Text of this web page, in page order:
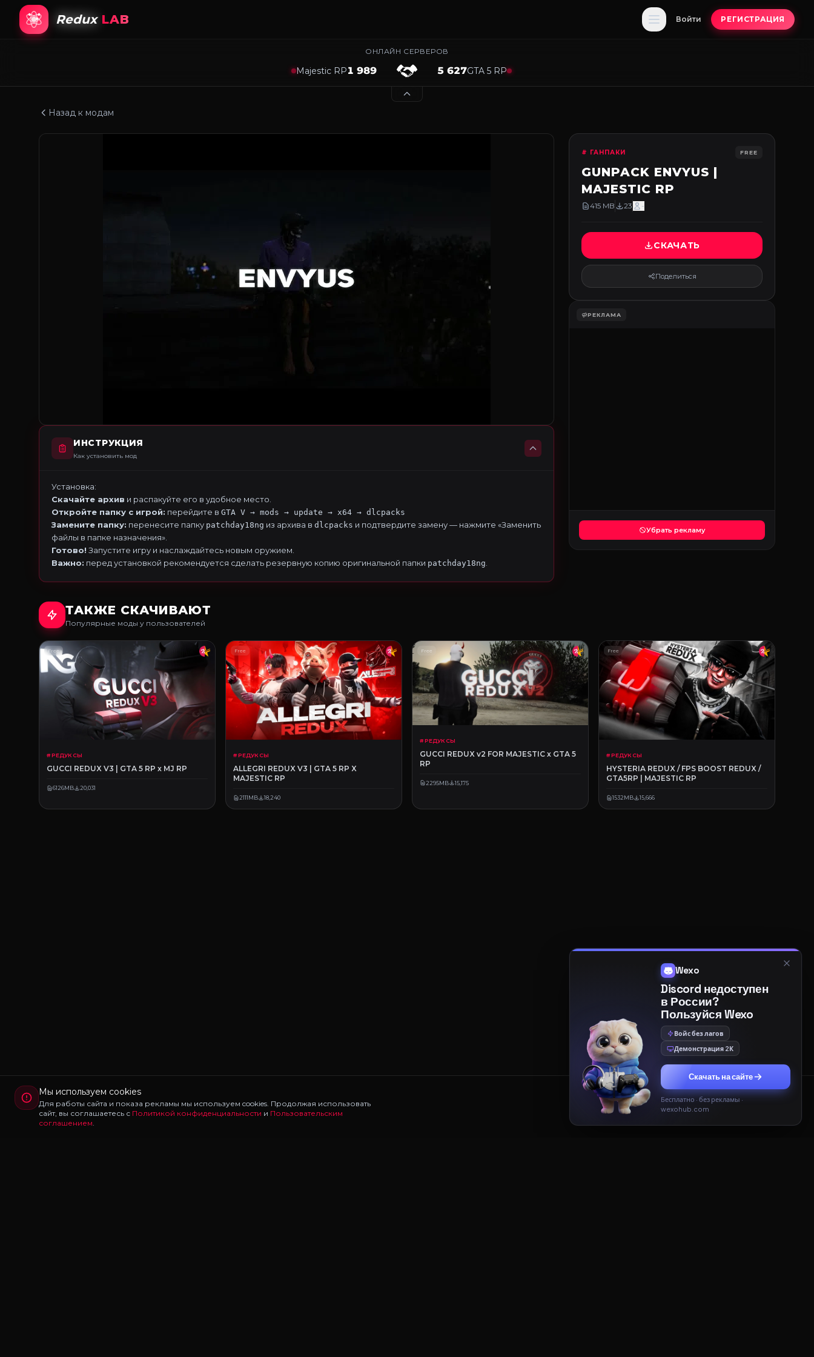
Redux LAB Войти РЕГИСТРАЦИЯ
ОНЛАЙН СЕРВЕРОВ
Majestic RP1 989 5 627GTA 5 RP
Назад к модам
ИНСТРУКЦИЯ
Как установить мод
Установка:
Скачайте архив и распакуйте его в удобное место.
Откройте папку с игрой: перейдите в GTA V → mods → update → x64 → dlcpacks
Замените папку: перенесите папку patchday18ng из архива в dlcpacks и подтвердите замену — нажмите «Заменить
файлы в папке назначения».
Готово! Запустите игру и наслаждайтесь новым оружием.
Важно: перед установкой рекомендуется сделать резервную копию оригинальной папки patchday18ng
# ГАНПАКИ FREE
GUNPACK ENVYUS |
MAJESTIC RP
415 MB 23 -
СКАЧАТЬ
Поделиться
РЕКЛАМА
Убрать рекламу
ТАКЖЕ СКАЧИВАЮТ
Популярные моды у пользователей
Free
# РЕДУКСЫ
GUCCI REDUX V3 | GTA 5 RP x MJ RP
6126MB 20,031
Free
# РЕДУКСЫ
ALLEGRI REDUX V3 | GTA 5 RP X
MAJESTIC RP
2111MB 18,240
Free
# РЕДУКСЫ
GUCCI REDUX v2 FOR MAJESTIC x GTA 5
RP
2295MB 15,175
Free
# РЕДУКСЫ
HYSTERIA REDUX / FPS BOOST REDUX /
GTA5RP | MAJESTIC RP
1532MB 15,666
Мы используем cookies
Для работы сайта и показа рекламы мы используем cookies. Продолжая использовать
сайт, вы соглашаетесь с Политикой конфиденциальности и Пользовательским
соглашением.
Принять Только необходимые
Wexo
Discord недоступен
в России?
Пользуйся Wexo
Войс без лагов
Демонстрация 2К
Скачать на сайте
Бесплатно · без рекламы ·
wexohub.com